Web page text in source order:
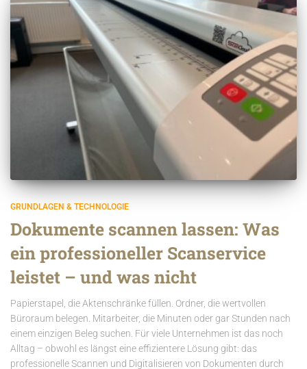
GRUNDLAGEN & TECHNOLOGIE
Dokumente scannen lassen: Was
ein professioneller Scanservice
leistet – und was nicht
Papierstapel, die Aktenschränke füllen. Ordner, die wertvollen
Büroraum belegen. Mitarbeiter, die Minuten oder gar Stunden nach
einem einzigen Beleg suchen. Für viele Unternehmen ist das noch
Alltag – obwohl es längst eine effizientere Lösung gibt: das
professionelle Scannen und Digitalisieren von Dokumenten durch